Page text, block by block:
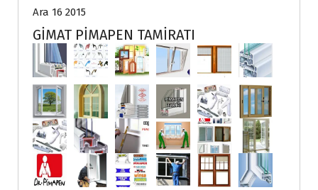
Ara 16 2015
GİMAT PİMAPEN TAMİRATI